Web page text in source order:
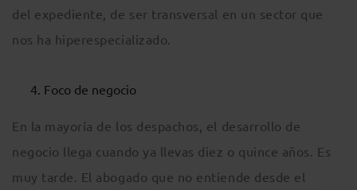
del expediente, de ser transversal en un sector que
nos ha hiperespecializado.
Foco de negocio
En la mayoría de los despachos, el desarrollo de
negocio llega cuando ya llevas diez o quince años. Es
muy tarde. El abogado que no entiende desde el